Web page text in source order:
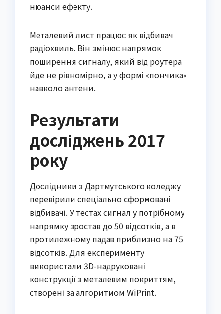
нюанси ефекту.
Металевий лист працює як відбивач
радіохвиль. Він змінює напрямок
поширення сигналу, який від роутера
йде не рівномірно, а у формі «пончика»
навколо антени.
Результати
досліджень 2017
року
Дослідники з Дартмутського коледжу
перевірили спеціально сформовані
відбивачі. У тестах сигнал у потрібному
напрямку зростав до 50 відсотків, а в
протилежному падав приблизно на 75
відсотків. Для експерименту
використали 3D-надруковані
конструкції з металевим покриттям,
створені за алгоритмом WiPrint.